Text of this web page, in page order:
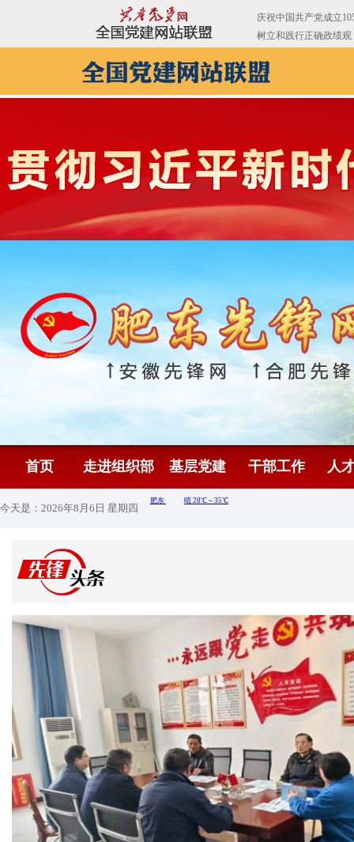
首页 走进组织部 基层党建 干部工作 人
今天是：2026年8月6日 星期四